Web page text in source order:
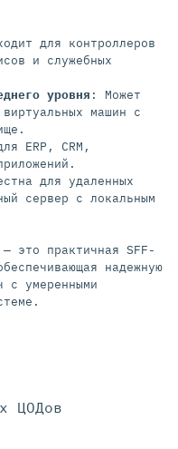
для контроллеров
и служебных
уровня : Может
машин с
ERP, CRM,
для удаленных
сервер с локальным
это практичная SFF-
надежную
с умеренными
ЦОДов